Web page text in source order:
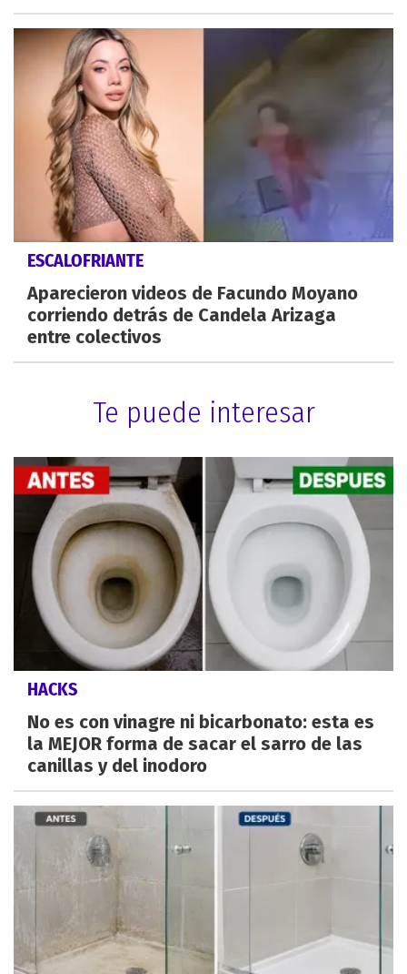
ESCALOFRIANTE
Aparecieron videos de Facundo Moyano
corriendo detrás de Candela Arizaga
entre colectivos
Te puede interesar
HACKS
No es con vinagre ni bicarbonato: esta es
la MEJOR forma de sacar el sarro de las
canillas y del inodoro